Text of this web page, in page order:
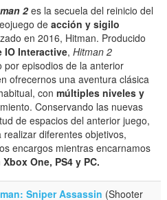
2es la secuela del reinicio del
deacción y sigilo
en 2016, Hitman. Producido
IO Interactive,Hitman 2
por episodios de la anterior
ofrecernos una aventura clásica
conmúltiples niveles y
Conservando las nuevas
de espacios del anterior juego,
diferentes objetivos,
encargos mientras encarnamos
Xbox One, PS4 y PC.
Sniper Assassin (Shooter